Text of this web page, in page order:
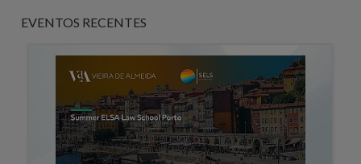
EVENTOS RECENTES